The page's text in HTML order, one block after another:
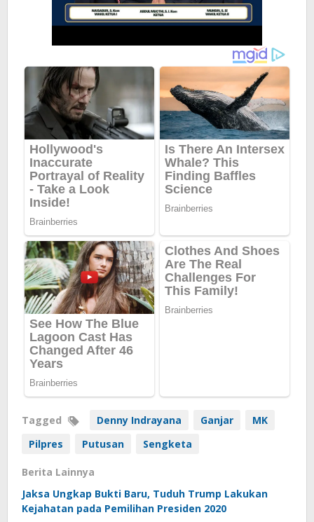
Tagged Denny Indrayana Ganjar
MK
Pilpres
Putusan Sengketa
Berita Lainnya
Jaksa Ungkap Bukti Baru, Tuduh Trump Lakukan
Kejahatan pada Pemilihan Presiden 2020